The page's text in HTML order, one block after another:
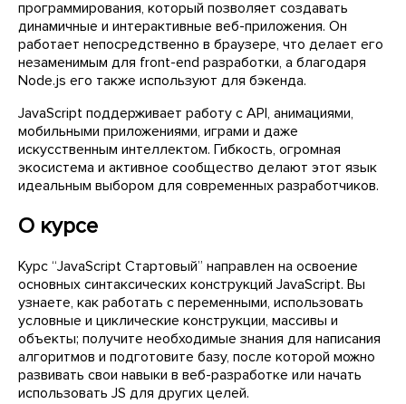
программирования, который позволяет создавать
динамичные и интерактивные веб-приложения. Он
работает непосредственно в браузере, что делает его
незаменимым для front-end разработки, а благодаря
Node.js его также используют для бэкенда.
JavaScript поддерживает работу с API, анимациями,
мобильными приложениями, играми и даже
искусственным интеллектом. Гибкость, огромная
экосистема и активное сообщество делают этот язык
идеальным выбором для современных разработчиков.
О курсе
Курс “JavaScript Стартовый” направлен на освоение
основных синтаксических конструкций JavaScript. Вы
узнаете, как работать с переменными, использовать
условные и циклические конструкции, массивы и
объекты; получите необходимые знания для написания
алгоритмов и подготовите базу, после которой можно
развивать свои навыки в веб-разработке или начать
использовать JS для других целей.